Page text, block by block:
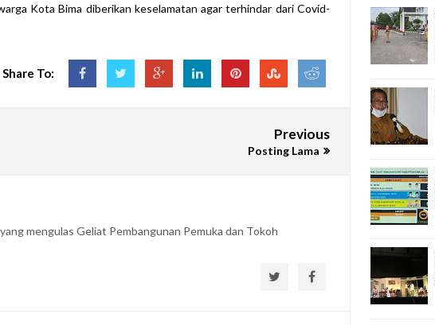
Kota Bima diberikan keselamatan agar terhindar dari Covid-
Share To:
Previous
Posting Lama
mengulas Geliat Pembangunan Pemuka dan Tokoh